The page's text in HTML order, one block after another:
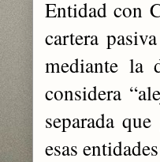
Entidad con
cartera
mediante la
considera
separada
esas